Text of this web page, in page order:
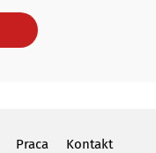
Praca
Kontakt